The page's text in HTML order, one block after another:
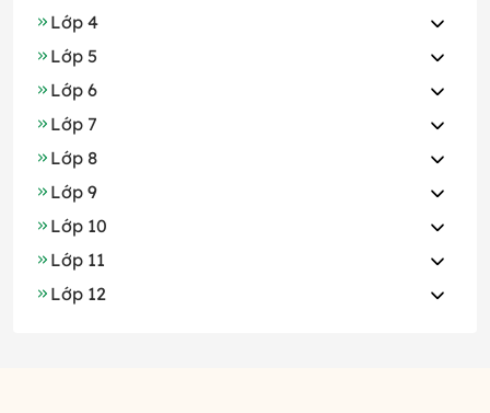
Lớp 4
Lớp 5
Lớp 6
Lớp 7
Lớp 8
Lớp 9
Lớp 10
Lớp 11
Lớp 12